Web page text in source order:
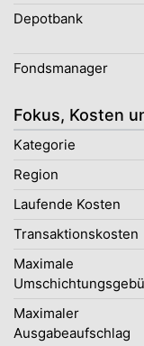
Depotbank
Fondsmanager
Fokus, Kosten
Kategorie
Region
Laufende Kosten
Transaktionskosten
Maximale
Maximaler
Ausgabeaufschlag